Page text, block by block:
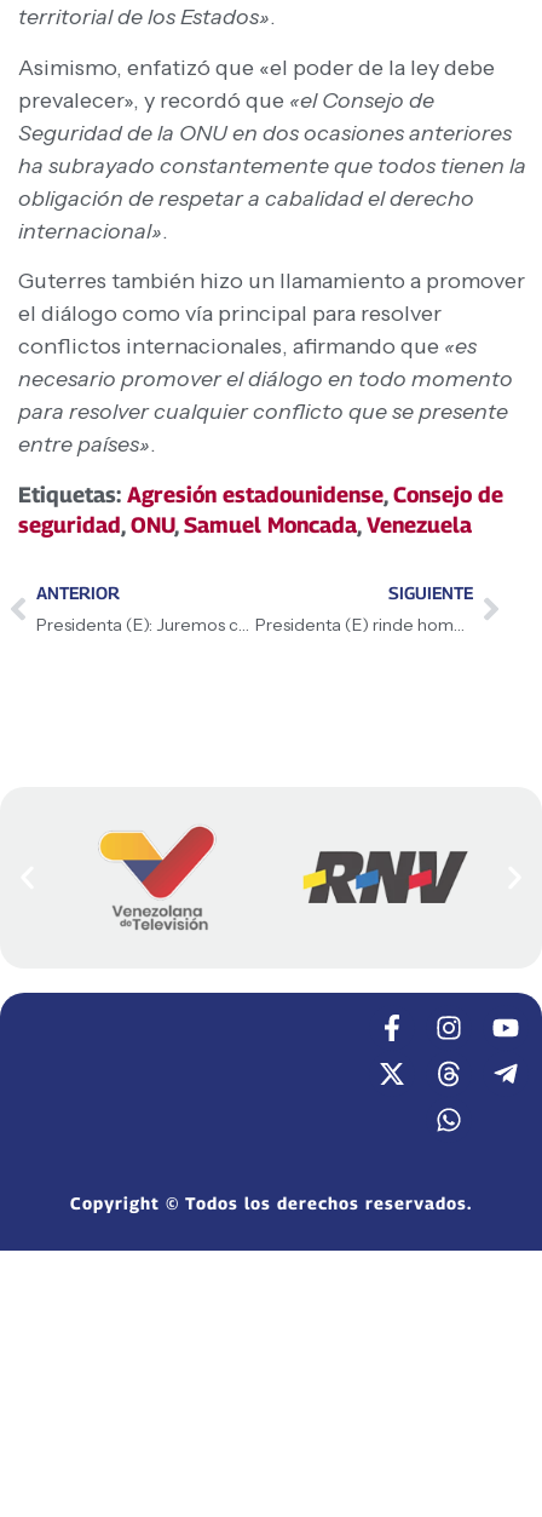
territorial de los Estados».
Asimismo, enfatizó que «el poder de la ley debe
prevalecer», y recordó que «el Consejo de
Seguridad de la ONU en dos ocasiones anteriores
ha subrayado constantemente que todos tienen la
obligación de respetar a cabalidad el derecho
internacional».
Guterres también hizo un llamamiento a promover
el diálogo como vía principal para resolver
conflictos internacionales, afirmando que «es
necesario promover el diálogo en todo momento
para resolver cualquier conflicto que se presente
entre países».
Etiquetas: Agresión estadounidense,Consejo de
seguridad,ONU,Samuel Moncada,Venezuela
ANTERIOR SIGUIENTE
Copyright © Todos los derechos reservados.